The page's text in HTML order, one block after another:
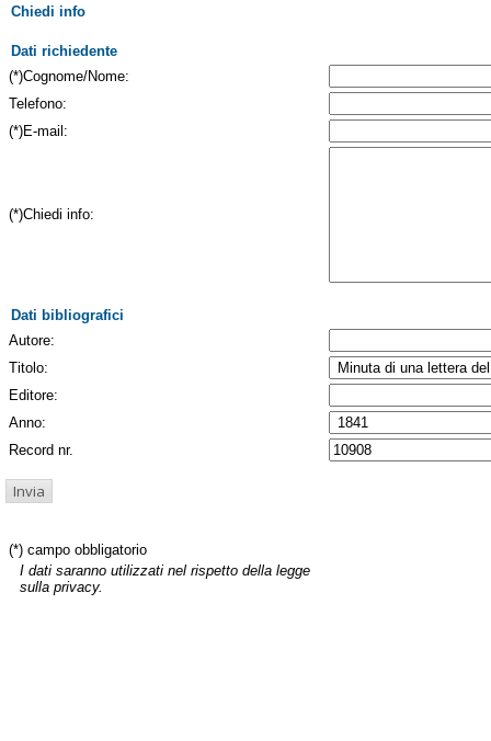
Chiedi info
Dati richiedente
(*)Cognome/Nome:
Telefono:
(*)E-mail:
(*)Chiedi info:
Dati bibliografici
Autore:
Titolo:
Editore:
Anno:
Record nr.
(*) campo obbligatorio
I dati saranno utilizzati nel rispetto della legge
sulla privacy.